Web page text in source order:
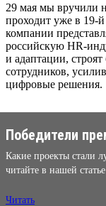
29 мая мы вручили
проходит уже в 19-й
компании
российскую HR-
и адаптации,
сотрудников,
цифровые решения.
Победители
Какие проекты стали
читайте в нашей статье
Читать